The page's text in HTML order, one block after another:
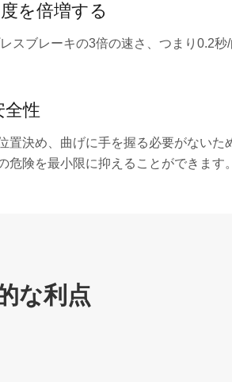
を倍増する
スブレーキの3倍の速さ、つまり0.2秒
全性
置決め、曲げに手を握る必要がないた
危険を最小限に抑えることができます。
な利点